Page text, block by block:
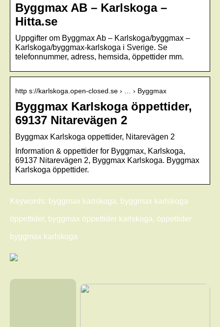
Byggmax AB – Karlskoga –
Hitta.se
Uppgifter om Byggmax Ab – Karlskoga/byggmax –
Karlskoga/byggmax-karlskoga i Sverige. Se
telefonnummer, adress, hemsida, öppettider mm.
http s://karlskoga.open-closed.se › … › Byggmax
Byggmax Karlskoga öppettider,
69137 Nitarevägen 2
Byggmax Karlskoga oppettider, Nitarevägen 2
Information & oppettider for Byggmax, Karlskoga,
69137 Nitarevägen 2, Byggmax Karlskoga. Byggmax
Karlskoga öppettider.
Keywords: byggmax karlskoga, byggmax karlskoga
öppettider, byggmax öppettider karlskoga, öppettider
byggmax karlskoga